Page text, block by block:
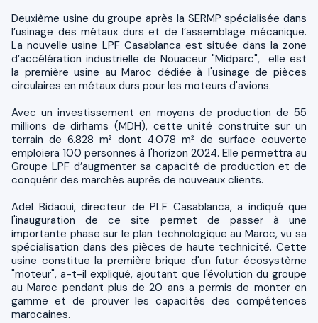
Deuxième usine du groupe après la SERMP spécialisée dans
l’usinage des métaux durs et de l’assemblage mécanique.
La nouvelle usine LPF Casablanca est située dans la zone
d’accélération industrielle de Nouaceur "Midparc", elle est
la première usine au Maroc dédiée à l'usinage de pièces
circulaires en métaux durs pour les moteurs d'avions.
Avec un investissement en moyens de production de 55
millions de dirhams (MDH), cette unité construite sur un
terrain de 6.828 m² dont 4.078 m² de surface couverte
emploiera 100 personnes à l'horizon 2024. Elle permettra au
Groupe LPF d’augmenter sa capacité de production et de
conquérir des marchés auprès de nouveaux clients.
Adel Bidaoui, directeur de PLF Casablanca, a indiqué que
l'inauguration de ce site permet de passer à une
importante phase sur le plan technologique au Maroc, vu sa
spécialisation dans des pièces de haute technicité. Cette
usine constitue la première brique d'un futur écosystème
"moteur", a-t-il expliqué, ajoutant que l'évolution du groupe
au Maroc pendant plus de 20 ans a permis de monter en
gamme et de prouver les capacités des compétences
marocaines.